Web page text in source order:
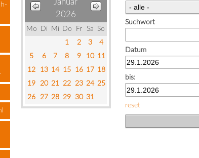
Januar
2026
Mo Di Mi Do Fr Sa
So
1
2 3
4
5
6 7 8 9 10 11
12
13 14 15 16 17 18
19
20 21 22 23 24 25
26
27 28 29 30 31
Suchwort
Datum
bis:
reset